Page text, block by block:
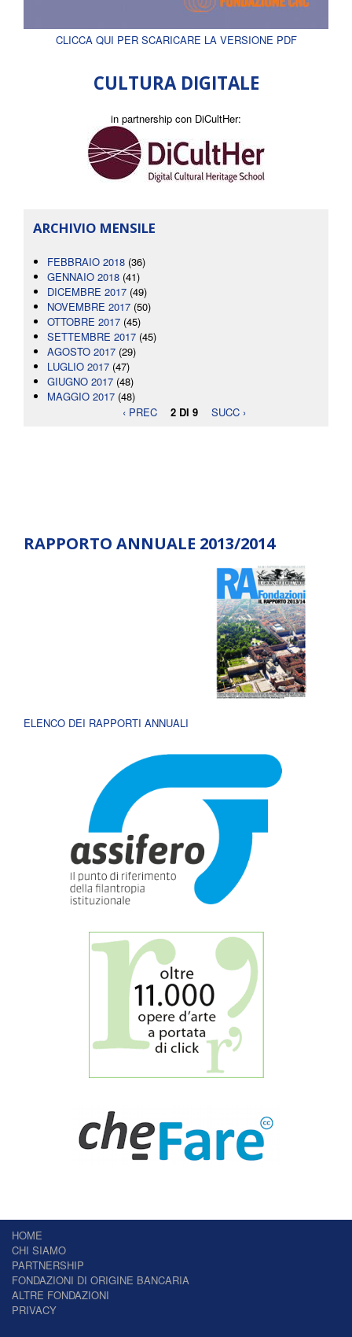
CLICCA QUI PER SCARICARE LA VERSIONE PDF
CULTURA DIGITALE
in partnership con DiCultHer:
ARCHIVIO MENSILE
FEBBRAIO 2018 (36)
GENNAIO 2018 (41)
DICEMBRE 2017 (49)
NOVEMBRE 2017 (50)
OTTOBRE 2017 (45)
SETTEMBRE 2017 (45)
AGOSTO 2017 (29)
LUGLIO 2017 (47)
GIUGNO 2017 (48)
MAGGIO 2017 (48)
‹ PREC
2 DI 9 SUCC ›
RAPPORTO ANNUALE 2013/2014
ELENCO DEI RAPPORTI ANNUALI
HOME
CHI SIAMO
PARTNERSHIP
FONDAZIONI DI ORIGINE BANCARIA
ALTRE FONDAZIONI
PRIVACY